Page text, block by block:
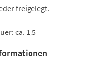
freigelegt.
ca. 1,5